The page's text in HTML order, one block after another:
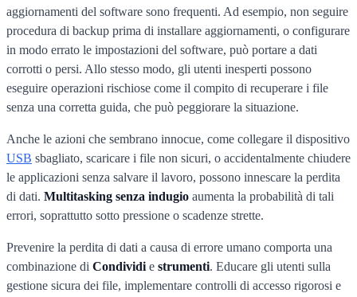
aggiornamenti del software sono frequenti. Ad esempio, non seguire
procedura di backup prima di installare aggiornamenti, o configurare
in modo errato le impostazioni del software, può portare a dati
corrotti o persi. Allo stesso modo, gli utenti inesperti possono
eseguire operazioni rischiose come il compito di recuperare i file
senza una corretta guida, che può peggiorare la situazione.
Anche le azioni che sembrano innocue, come collegare il dispositivo
USB sbagliato, scaricare i file non sicuri, o accidentalmente chiudere
le applicazioni senza salvare il lavoro, possono innescare la perdita
di dati. Multitasking senza indugio aumenta la probabilità di tali
errori, soprattutto sotto pressione o scadenze strette.
Prevenire la perdita di dati a causa di errore umano comporta una
combinazione di Condividi e strumenti. Educare gli utenti sulla
gestione sicura dei file, implementare controlli di accesso rigorosi e